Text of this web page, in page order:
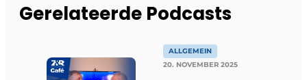
Gerelateerde Podcasts
ALLGEMEIN
20. NOVEMBER 2025